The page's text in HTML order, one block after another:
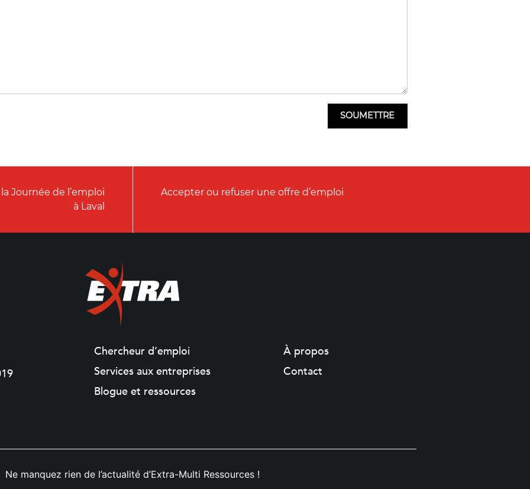
Journée de l’emploi
à Laval
Accepter ou refuser une offre d’emploi
Chercheur d’emploi
Services aux entreprises
Blogue et ressources
À propos
Contact
Ne manquez rien de l’actualité d’Extra-Multi Ressources !